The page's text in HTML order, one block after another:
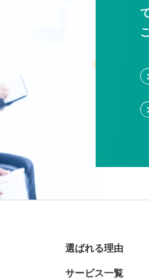
選ばれる理由
サービス一覧